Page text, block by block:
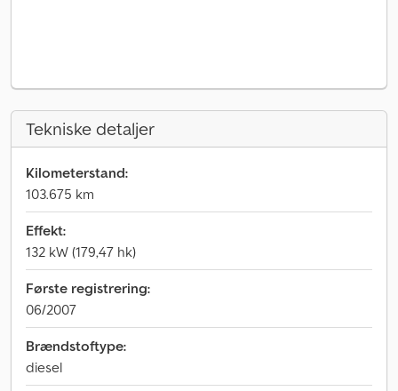
Tekniske detaljer
Kilometerstand:
103.675 km
Effekt:
132 kW (179,47 hk)
Første registrering:
06/2007
Brændstoftype:
diesel